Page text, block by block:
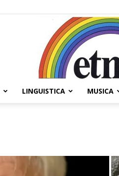
LINGUISTICA MUSICA